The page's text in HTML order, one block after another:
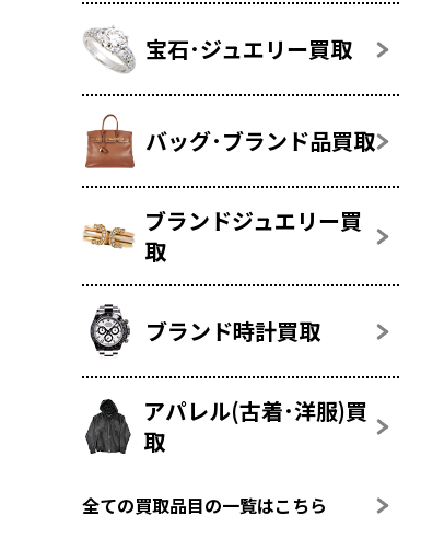
宝石･ジュエリー買取
バッグ･ブランド品買取
ブランドジュエリー買
取
ブランド時計買取
アパレル(古着･洋服)買
取
全ての買取品目の一覧はこちら